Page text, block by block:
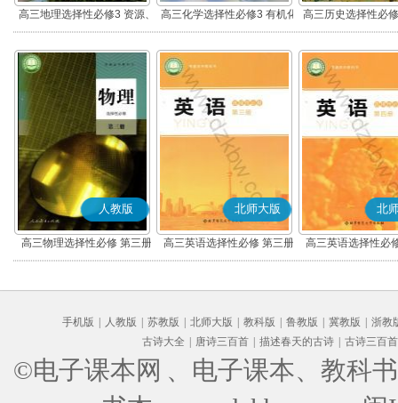
高三地理选择性必修3 资源、
环境与国家安全
高三化学选择性必修3 有机化
学基础
高三历史选择性必
流与传播(部
人教版
高三物理选择性必修 第三册
北师大版
高三英语选择性必修 第三册
北
高三英语选择性必
手机版 人教版 苏教版 北师大版 教科版 鲁教版 冀教版
浙教
古诗大全
唐诗三百首 描述春天的古诗 古诗三百首
©电子课本网 、电子课本、教科